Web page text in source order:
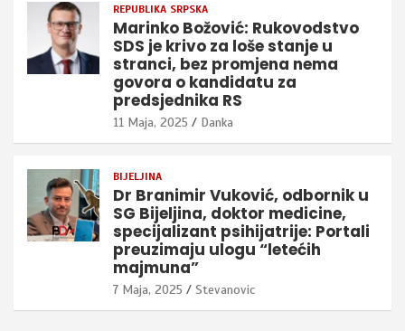
REPUBLIKA SRPSKA
Marinko Božović: Rukovodstvo
SDS je krivo za loše stanje u
stranci, bez promjena nema
govora o kandidatu za
predsjednika RS
11 Maja, 2025 Danka
BIJELJINA
Dr Branimir Vuković, odbornik u
SG Bijeljina, doktor medicine,
specijalizant psihijatrije: Portali
preuzimaju ulogu “letećih
majmuna”
7 Maja, 2025 Stevanovic